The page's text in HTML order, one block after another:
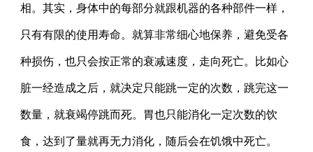
相。其实，身体中的每部分就跟机器的各种部件一样，
只有有限的使用寿命。就算非常细心地保养，避免受各
种损伤，也只会按正常的衰减速度，走向死亡。比如心
脏一经造成之后，就决定只能跳一定的次数，跳完这一
数量，就衰竭停跳而死。胃也只能消化一定次数的饮
食，达到了量就再无力消化，随后会在饥饿中死亡。